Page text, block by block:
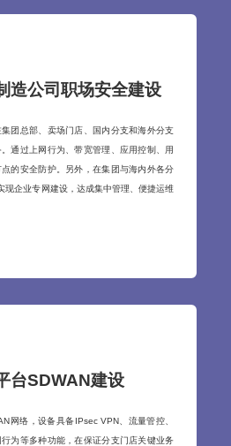
造公司职场安全建设
团总部、卖场门店、国内分支和海外分支
通过上网行为、带宽管理、应用控制、用
的安全防护。另外，在集团与海内外各分
现企业专网建设，达成集中管理、便捷运维
台SDWAN建设
网络，设备具备IPsec VPN、流量管控、
为等多种功能，在保证分支门店关键业务